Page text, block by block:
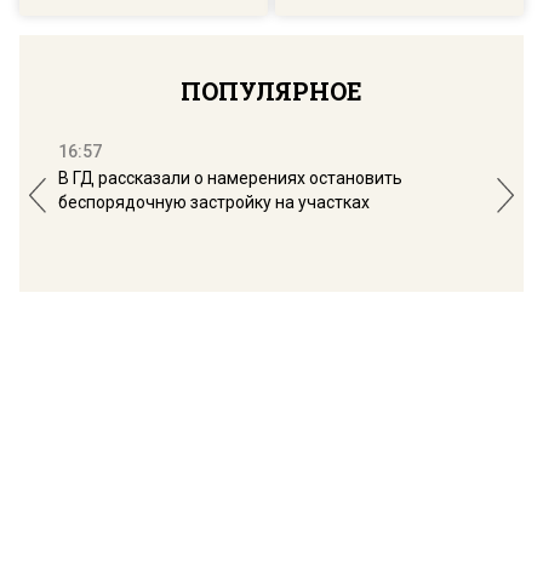
ПОПУЛЯРНОЕ
16:57
В ГД рассказали о намерениях остановить
беспорядочную застройку на участках